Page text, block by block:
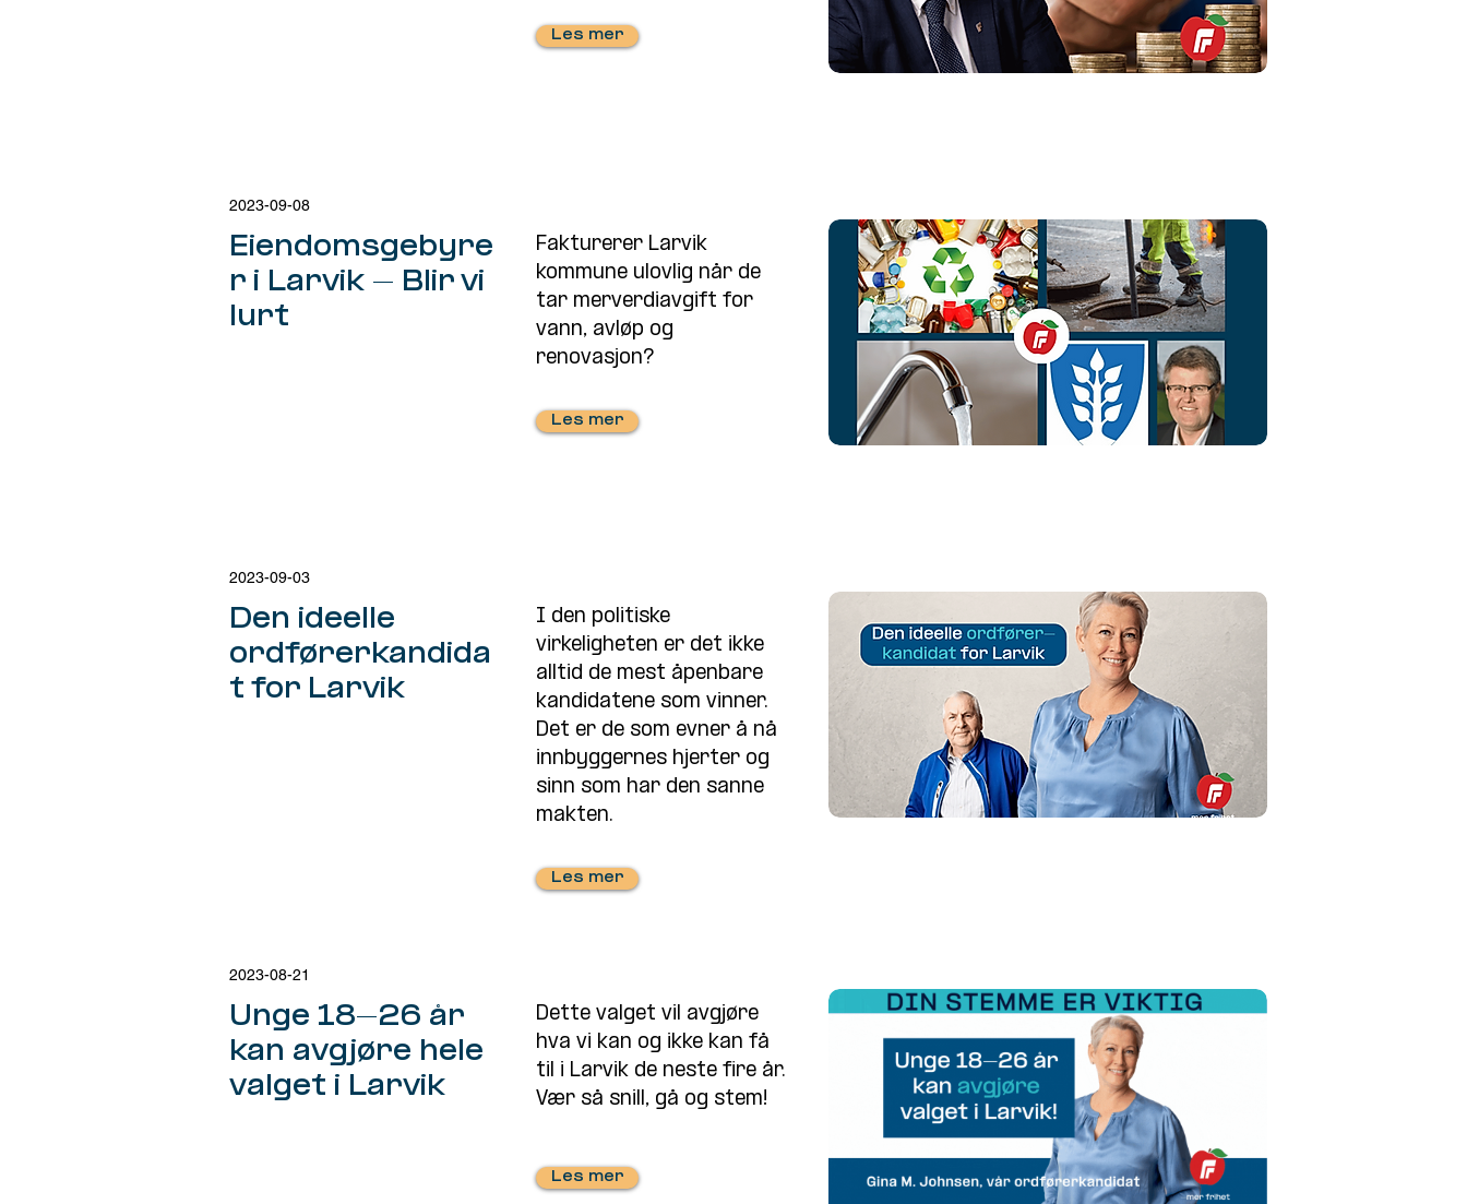
Les mer
2023-09-08
Eiendomsgebyre
r i Larvik - Blir vi
lurt
Fakturerer Larvik
kommune ulovlig når de
tar merverdiavgift for
vann, avløp og
renovasjon?
Les mer
2023-09-03
Den ideelle
ordførerkandida
t for Larvik
I den politiske
virkeligheten er det ikke
alltid de mest åpenbare
kandidatene som vinner.
Det er de som evner å nå
innbyggernes hjerter og
sinn som har den sanne
makten.
Les mer
2023-08-21
Unge 18-26 år
kan avgjøre hele
valget i Larvik
Dette valget vil avgjøre
hva vi kan og ikke kan få
til i Larvik de neste fire år.
Vær så snill, gå og stem!
Les mer